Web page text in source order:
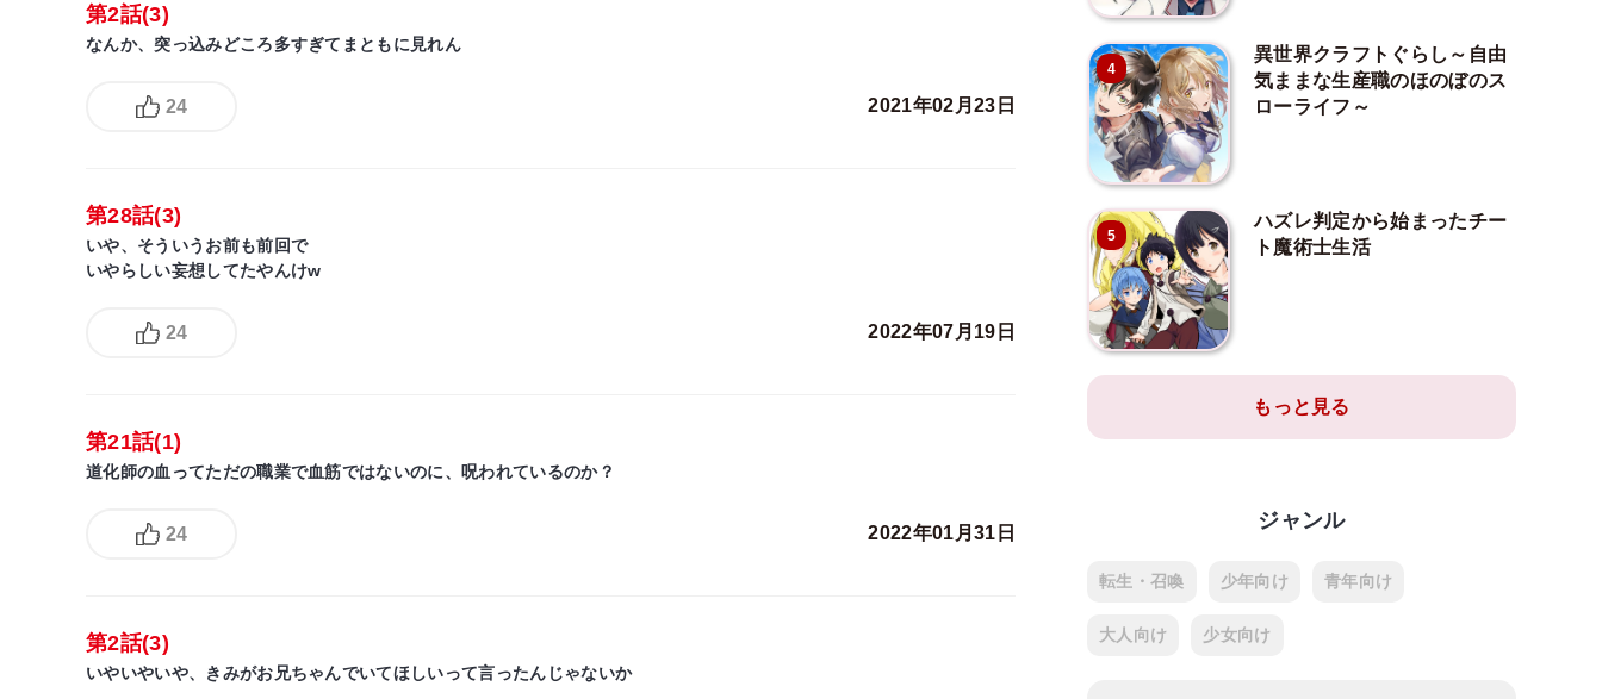
第2話(3)
なんか、突っ込みどころ多すぎてまともに見れん
24 2021年02月23日
第28話(3)
いや、そういうお前も前回で
いやらしい妄想してたやんけw
24 2022年07月19日
第21話(1)
道化師の血ってただの職業で血筋ではないのに、呪われているのか？
24 2022年01月31日
第2話(3)
いやいやいや、きみがお兄ちゃんでいてほしいって言ったんじゃないか
4
異世界クラフトぐらし～自由
気ままな生産職のほのぼのス
ローライフ～
5
ハズレ判定から始まったチー
ト魔術士生活
もっと見る
ジャンル
転生・召喚 少年向け 青年向け
大人向け 少女向け